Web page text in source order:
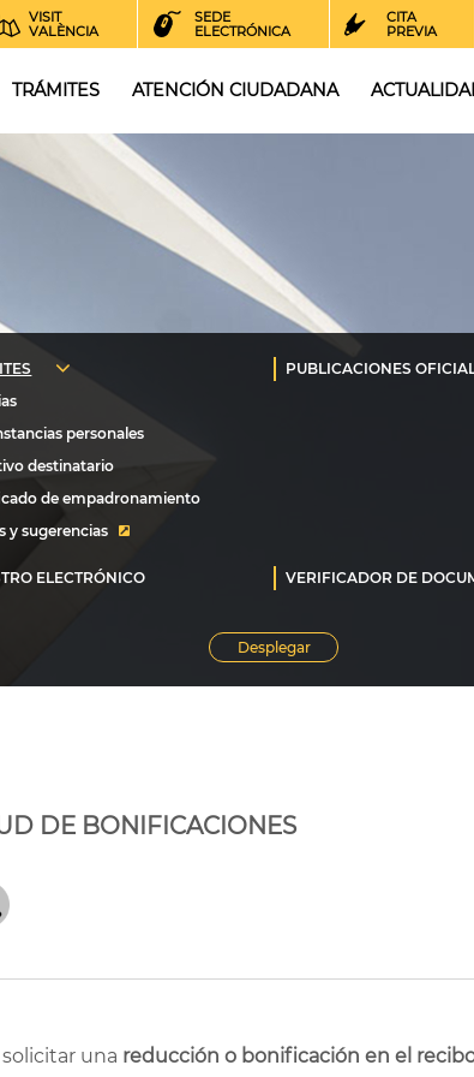
VISIT
VALÈNCIA
SEDE
ELECTRÓNICA
CITA
PREVIA
TRÁMITES ATENCIÓN CIUDADANA
y sugerencias
DE BONIFICACIONES
una reducción o bonificación en el